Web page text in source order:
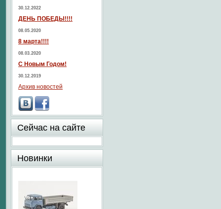
30.12.2022
ДЕНЬ ПОБЕДЫ!!!!
08.05.2020
8 марта!!!!
08.03.2020
С Новым Годом!
30.12.2019
Архив новостей
Сейчас на сайте
Новинки